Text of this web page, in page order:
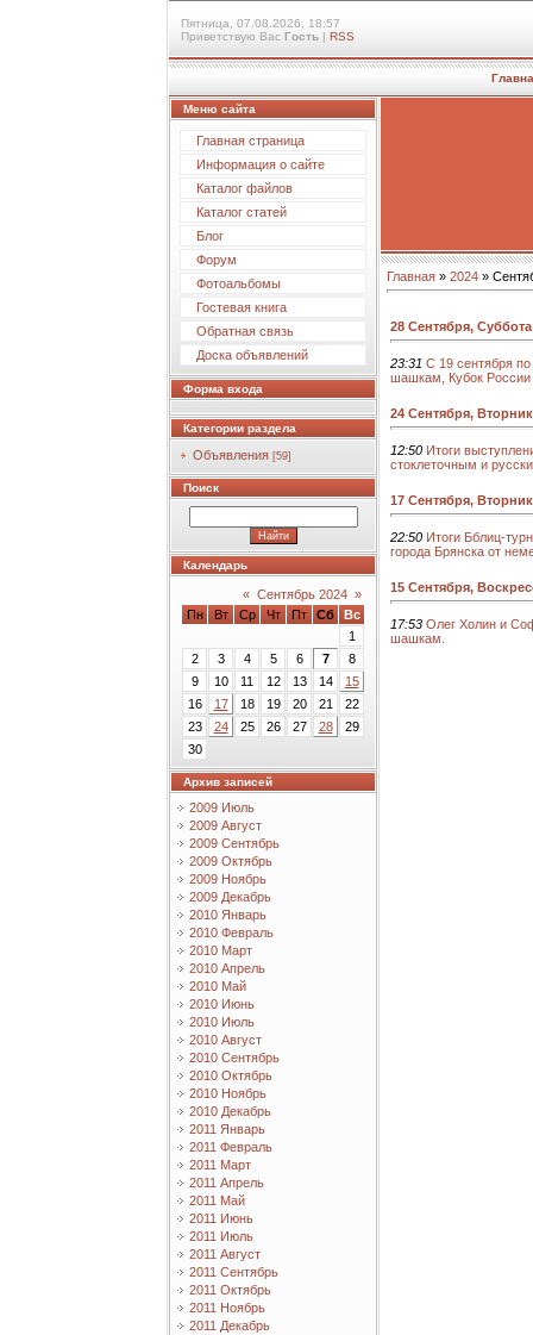
Пятница, 07.08.2026, 18:57
Приветствую Вас Гость | RSS
Меню сайта
Главная страница
Информация о сайте
Каталог файлов
Каталог статей
Блог
Форум
Фотоальбомы
Гостевая книга
Обратная связь
Доска объявлений
Форма входа
Категории раздела
Объявления [59]
Поиск
Календарь
« Сентябрь 2024 »
Пн
Вт Ср Чт Пт Сб
Вс
1
2
3 4 5 6 7
8
9
10 11 12 13 14
15
16
17 18 19 20 21
22
23
24 25 26 27 28
29
30
Архив записей
2009 Июль
2009 Август
2009 Сентябрь
2009 Октябрь
2009 Ноябрь
2009 Декабрь
2010 Январь
2010 Февраль
2010 Март
2010 Апрель
2010 Май
2010 Июнь
2010 Июль
2010 Август
2010 Сентябрь
2010 Октябрь
2010 Ноябрь
2010 Декабрь
2011 Январь
2011 Февраль
2011 Март
2011 Апрель
2011 Май
2011 Июнь
2011 Июль
2011 Август
2011 Сентябрь
2011 Октябрь
2011 Ноябрь
2011 Декабрь
Главная » 2024 »
28 Сентября, Суббота
23:31 С 19 сентября
шашкам, Кубок
24 Сентября, Вторник
12:50 Итоги
стоклеточным и
17 Сентября, Вторник
22:50 Итоги Бблиц-
города Брянска от
15 Сентября,
17:53 Олег Холин и
шашкам.